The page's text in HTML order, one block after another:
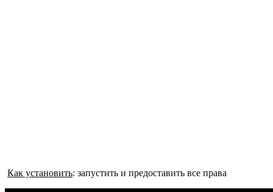
Как установить: запустить и предоставить все права